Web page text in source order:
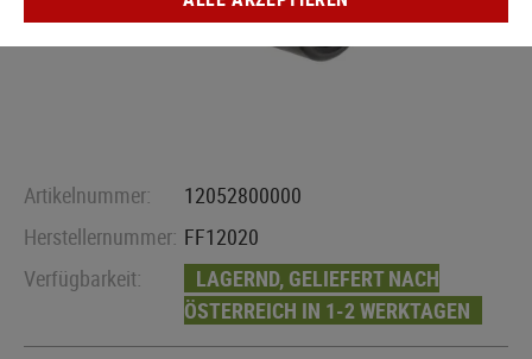
Artikelnummer:
12052800000
Herstellernummer: FF12020
Verfügbarkeit:
LAGERND, GELIEFERT NACH
ÖSTERREICH IN 1-2 WERKTAGEN